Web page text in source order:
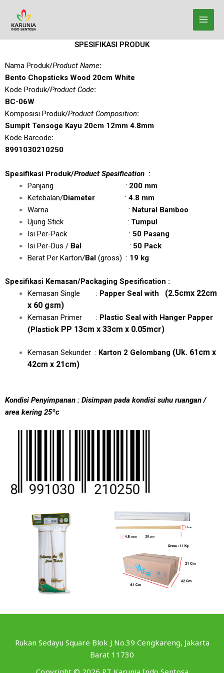
konten
SPESIFIKASI PRODUK
Nama Produk/Product Name:
Bento Chopsticks Wood 20cm White
Kode Produk/Product Code:
BC-06W
Komposisi Produk/Product Composition:
Sumpit Tensoge Kayu 20cm 12mm 4.8mm
Kode Barcode:
8991030210250
Spesifikasi Produk/Product Spesification :
Panjang : 200 mm
Ketebalan/Diameter : 4.8 mm
Warna : Natural Bamboo
Ujung Stick : Tumpul
Isi Per-Pack : 50 Pasang
Isi Per-Dus / Bal : 50 Pack
Berat Per Karton/Bal (gross) : 19 kg
Spesifikasi Kemasan/Packaging Spesification :
Kemasan Single : Papper Seal with
(2.5cmx 22cm
x 60 gsm)
Kemasan Primer : Plastic Seal with Hanger Papper
(Plastick PP 13cm x 33cm x 0.05mcr)
Kemasan Sekunder : Karton 2 Gelombang (Uk. 61cm x
42cm x 21cm)
Kondisi Penyimpanan : Disimpan pada kondisi suhu ruangan /
area kering 25ºc
Rukan Sedayu Square Blok J No.39 Cengkareng, Jakarta
Barat 11730